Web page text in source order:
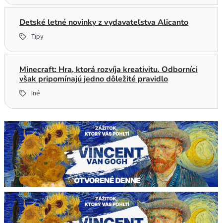
Detské letné novinky z vydavateľstva Alicanto
Tipy
Minecraft: Hra, ktorá rozvíja kreativitu. Odborníci
však pripomínajú jedno dôležité pravidlo
Iné